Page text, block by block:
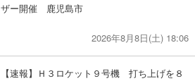
ザー開催 鹿児島市
2026年8月8日(土) 18:06
【速報】Ｈ３ロケット９号機 打ち上げを８